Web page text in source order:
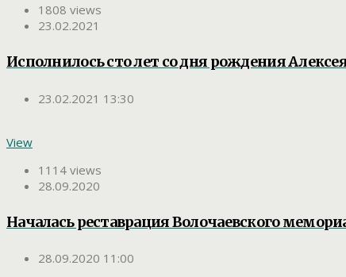
1808 views
23.02.2021
Исполнилось сто лет со дня рождения
23.02.2021 13:30
View
1114 views
28.09.2020
Началась реставрация Волочаевского
28.09.2020 11:00